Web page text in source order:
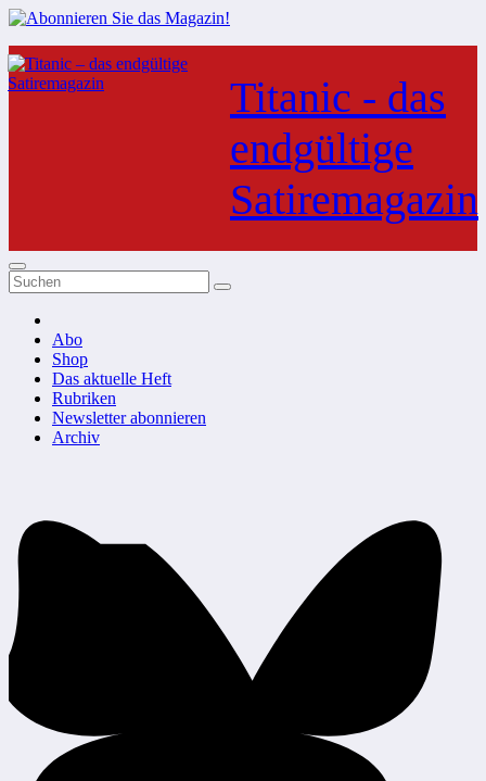
Zum
Inhalt
springen
Titanic - das
endgültige
Satiremagazin
Abo
Shop
Das aktuelle Heft
Rubriken
Newsletter abonnieren
Archiv